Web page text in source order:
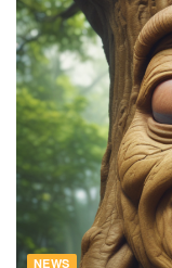
NEWS